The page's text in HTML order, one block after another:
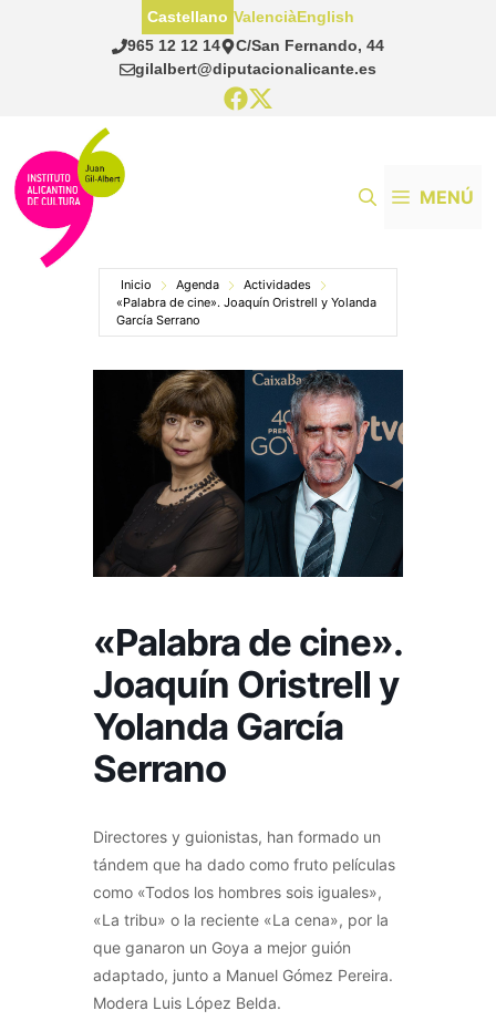
965 12 12 14
C/San Fernando, 44
gilalbert@diputacionalicante.es
Castellano ValenciàEnglish
MENÚ
Inicio Agenda
Actividades
«Palabra de cine». Joaquín Oristrell y Yolanda
García Serrano
«Palabra de cine».
Joaquín Oristrell y
Yolanda García
Serrano
Directores y guionistas, han formado un
tándem que ha dado como fruto películas
como «Todos los hombres sois iguales»,
«La tribu» o la reciente «La cena», por la
que ganaron un Goya a mejor guión
adaptado, junto a Manuel Gómez Pereira.
Modera Luis López Belda.